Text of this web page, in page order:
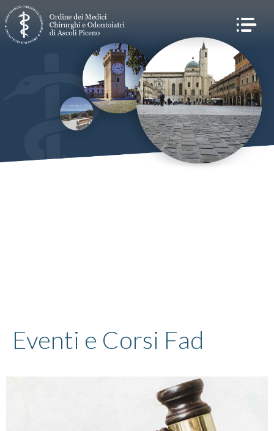
Eventi e Corsi Fad